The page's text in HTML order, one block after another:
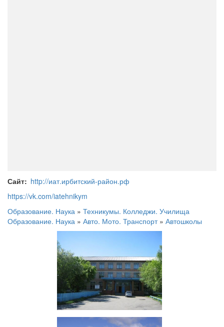
Сайт
http://иат.ирбитский-район.рф
https://vk.com/iatehnikym
Образование. Наука » Техникумы. Колледжи. Училища
Образование. Наука » Авто. Мото. Транспорт» Автошколы